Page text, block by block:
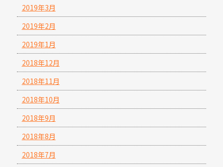
2019年3月
2019年2月
2019年1月
2018年12月
2018年11月
2018年10月
2018年9月
2018年8月
2018年7月